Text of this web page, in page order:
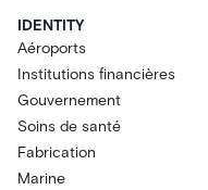
IDENTITY
Aéroports
Institutions financières
Gouvernement
Soins de santé
Fabrication
Marine